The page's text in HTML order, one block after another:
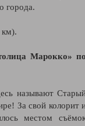
города.
Марокко»
называют
За свой колорит
местом